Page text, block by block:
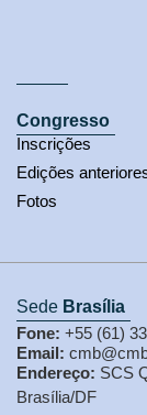
Congresso
Inscrições
Edições
Fotos
Sede Brasília
Fone: +55 (61)
Email:
Endereço: SCS
Brasília/DF